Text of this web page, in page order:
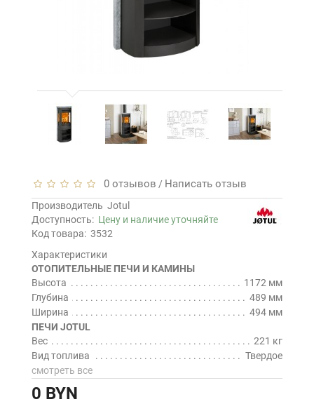
0 отзывов / Написать отзыв
Производитель Jotul
Доступность: Цену и наличие уточняйте
Код товара: 3532
Характеристики
ОТОПИТЕЛЬНЫЕ ПЕЧИ И КАМИНЫ
Высота
1172 мм
Глубина
489 мм
Ширина
494 мм
ПЕЧИ JOTUL
Вес
221 кг
Вид топлива
Твердое
смотреть все
0 BYN